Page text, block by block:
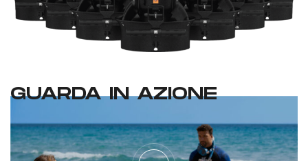
GUARDA IN AZIONE